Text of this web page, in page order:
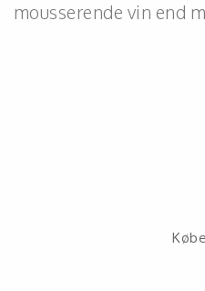
mousserende vin end